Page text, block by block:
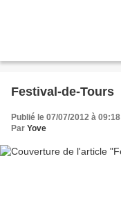
Festival-de-Tours
Publié le 07/07/2012 à 09:18
Par Yove